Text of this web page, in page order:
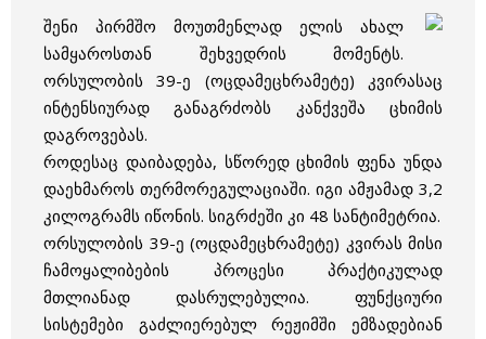
შენი პირმშო მოუთმენლად ელის ახალ
სამყაროსთან შეხვედრის მომენტს.
ორსულობის 39-ე (ოცდამეცხრამეტე) კვირასაც
ინტენსიურად განაგრძობს კანქვეშა ცხიმის
დაგროვებას.
როდესაც დაიბადება, სწორედ ცხიმის ფენა უნდა
დაეხმაროს თერმორეგულაციაში. იგი ამჟამად 3,2
კილოგრამს იწონის. სიგრძეში კი 48 სანტიმეტრია.
ორსულობის 39-ე (ოცდამეცხრამეტე) კვირას მისი
ჩამოყალიბების პროცესი პრაქტიკულად
მთლიანად დასრულებულია. ფუნქციური
სისტემები გაძლიერებულ რეჟიმში ემზადებიან